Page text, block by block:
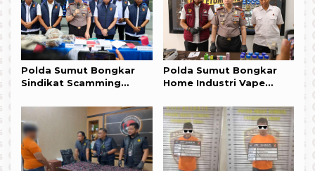
Polda Sumut Bongkar
Sindikat Scamming
Apartemen Medan,
Korban Rugi Rp 6,7 Miliar
Polda Sumut Bongkar
Home Industri Vape
Bahan Baku Diduga
Dipasok dari Kamboja